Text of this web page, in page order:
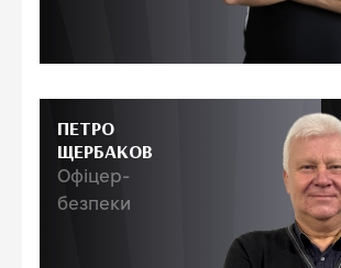
ПЕТРО
ЩЕРБАКОВ
Офіцер-
безпеки